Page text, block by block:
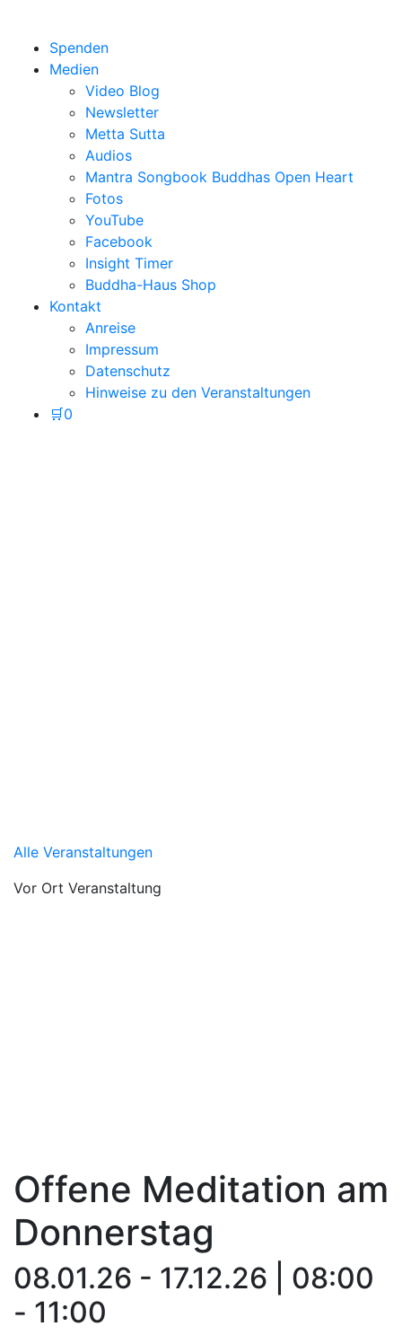
Spenden
Medien
Video Blog
Newsletter
Metta Sutta
Audios
Mantra Songbook Buddhas Open Heart
Fotos
YouTube
Facebook
Insight Timer
Buddha-Haus Shop
Kontakt
Anreise
Impressum
Datenschutz
Hinweise zu den Veranstaltungen
🛒0
Alle Veranstaltungen
Vor Ort Veranstaltung
Offene Meditation am
Donnerstag
08.01.26 - 17.12.26 | 08:00
- 11:00